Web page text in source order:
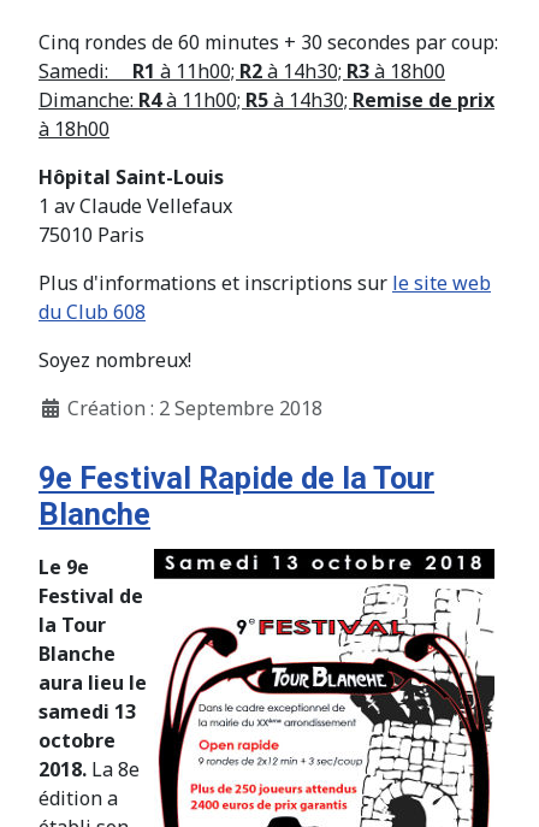
Cinq rondes de 60 minutes + 30 secondes par coup:
Samedi: R1 à 11h00; R2à 14h30; R3à 18h00
Dimanche: R4à 11h00; R5à 14h30; Remise de prix
à 18h00
Hôpital Saint-Louis
1 av Claude Vellefaux
75010 Paris
Plus d'informations et inscriptions sur le site web
du Club 608
Soyez nombreux!
Création : 2 Septembre 2018
9e Festival Rapide de la Tour
Blanche
Le 9e
Festival de
la Tour
Blanche
aura lieu le
samedi 13
octobre
2018. La 8e
édition a